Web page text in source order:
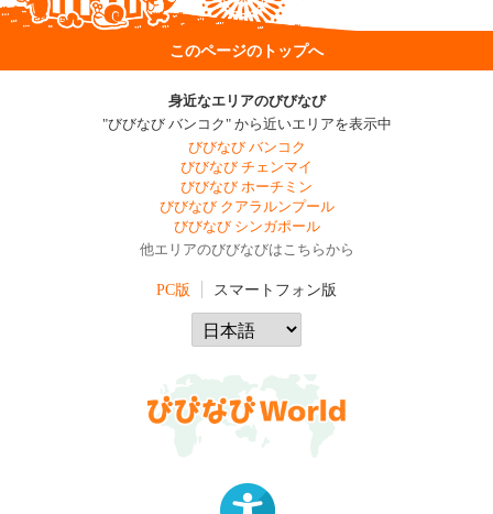
このページのトップへ
身近なエリアのびびなび
"びびなび バンコク" から近いエリアを表示中
びびなび バンコク
びびなび チェンマイ
びびなび ホーチミン
びびなび クアラルンプール
びびなび シンガポール
他エリアのびびなびはこちらから
PC版 スマートフォン版